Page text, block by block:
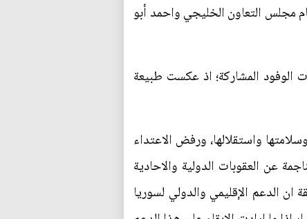
مجلس التعاون الخليجي واحمد أبو
الوفود المشاركة؛ اذ عكست طبيعة
واستقلالها، ورفض الاعتداء
عن العقوبات الدولية والاحادية
الدعم الإقليمي والدولي لسوريا